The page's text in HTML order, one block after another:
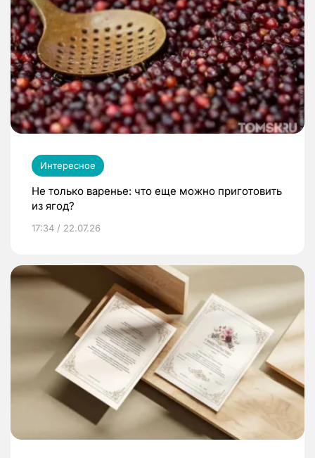
Интересное
Не только варенье: что еще можно приготовить
из ягод?
17:34 / 22.07.26